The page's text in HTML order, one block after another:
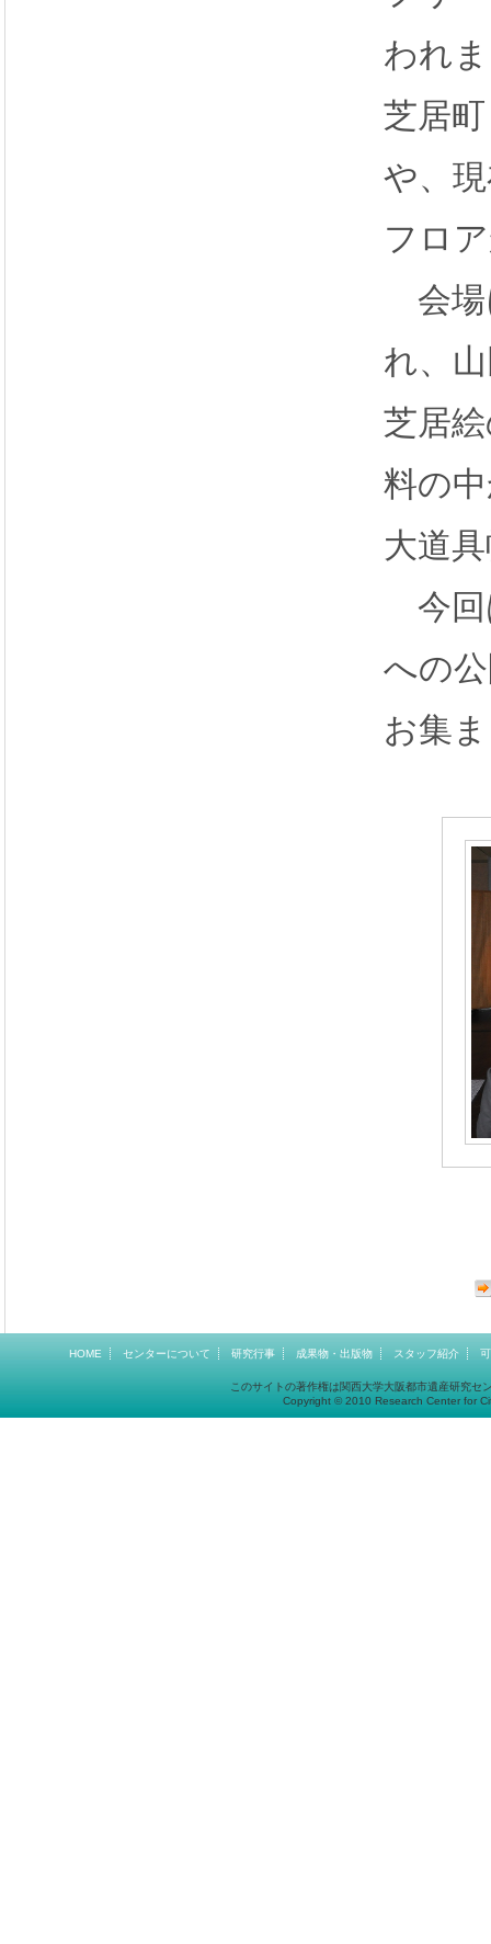
われ
芝居
や、
フロ
会場
れ、
芝居
料の
大道
今回
への
お集
HOME センターについて 研究行事 成果物・出版物 スタッフ紹介
このサイトの著作権は関西大学大阪都市遺産研究
Copyright © 2010 Research Center for